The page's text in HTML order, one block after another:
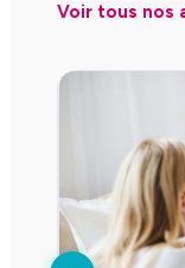
Voir tous nos